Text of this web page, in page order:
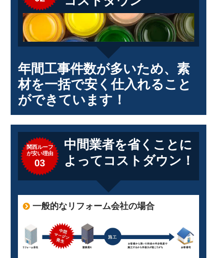
年間工事件数が多いため、素
材を一括で安く仕入れること
ができています！
関西ルーフ
が安い理由
03
中間業者を省くことに
よってコストダウン！
一般的なリフォーム会社の場合